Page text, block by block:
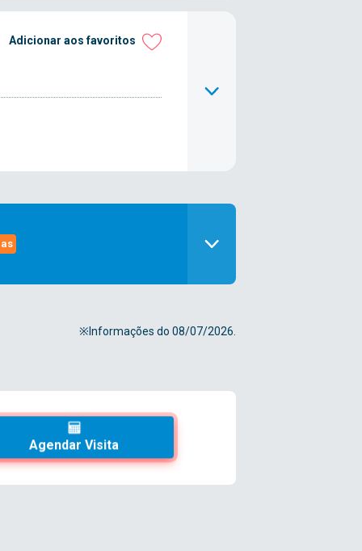
Adicionar aos favoritos
※Informações do 08/07/2026.
Agendar Visita